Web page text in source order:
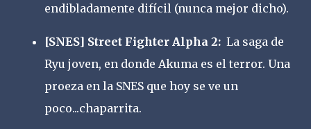
endibladamente difícil (nunca mejor dicho).
[SNES] Street Fighter Alpha 2: La saga de
Ryu joven, en donde Akuma es el terror. Una
proeza en la SNES que hoy se ve un
poco...chaparrita.